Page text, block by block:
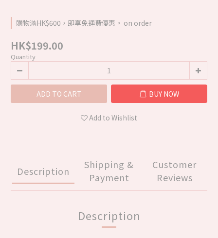
購物滿HK$600，即享免運費優惠。 on order
HK$199.00
Quantity
ADD TO CART BUY NOW
Add to Wishlist
Description
Shipping &
Payment
Customer
Reviews
Description